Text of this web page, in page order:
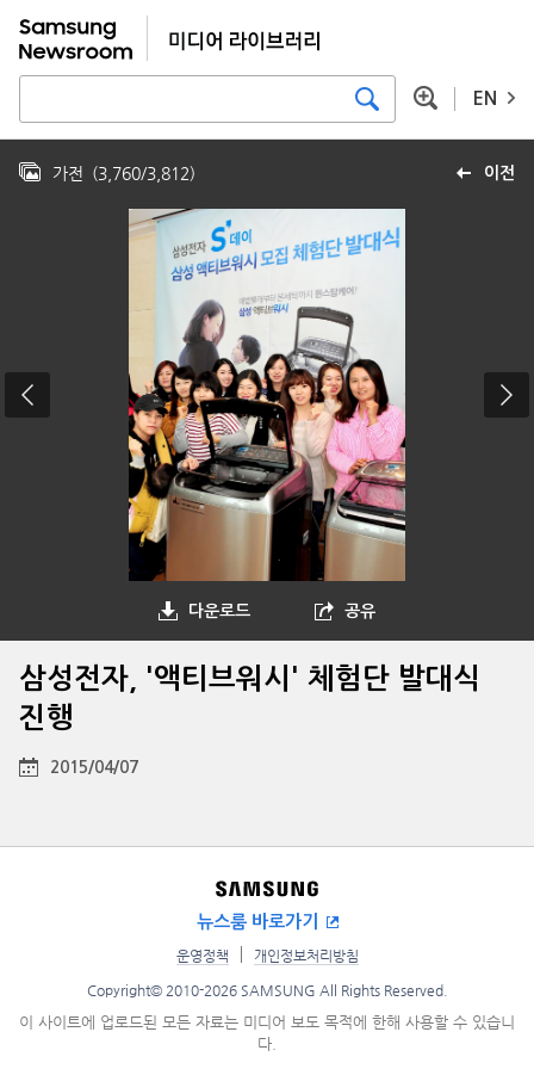
EN
이전
가전 (3,760/3,812)
다운로드 공유
삼성전자, '액티브워시' 체험단 발대식
진행
2015/04/07
뉴스룸 바로가기
운영정책 개인정보처리방침
Copyright© 2010-2026 SAMSUNG All Rights Reserved.
이 사이트에 업로드된 모든 자료는 미디어 보도 목적에 한해 사용할 수 있습니
다.